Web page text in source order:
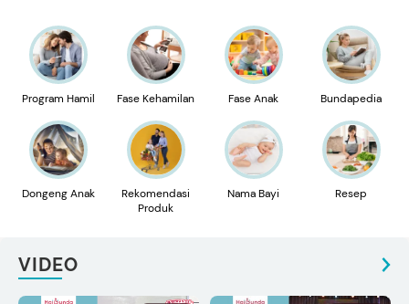
Program Hamil Fase Kehamilan Fase Anak Bundapedia
Dongeng Anak
Rekomendasi
Produk
Nama Bayi Resep
VIDEO